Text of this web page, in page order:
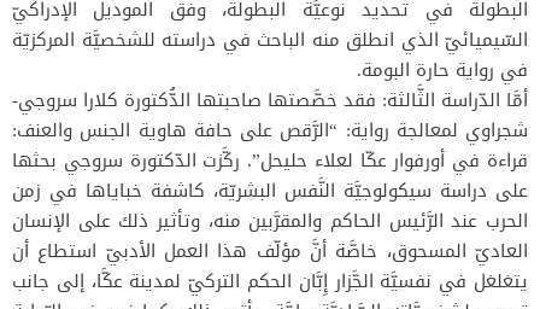
البطولة في تحديد نوعيَّة البطولة، وفق الموديل الإدراكيّ
السّيميائيّ الذي انطلق منه الباحث في دراسته للشخصيَّة المركزيّة
في رواية حارة البومة.
أمَّا الدّراسة الثَّالثة: فقد خصَّصتها صاحبتها الدُّكتورة كلارا سروجي-
شجراوي لمعالجة رواية: “الرَّقص على حافة هاوية الجنس والعنف:
قراءة في أورفوار عكّا لعلاء حليحل”. ركَّزت الدّكتورة سروجي بحثها
على دراسة سيكولوجيَّة النَّفس البشريّة، كاشفة خباياها في زمن
الحرب عند الرَّئيس الحاكم والمقرَّبين منه، وتأثير ذلك على الإنسان
العاديّ المسحوق، خاصَّة أنَّ مؤلّف هذا العمل الأدبيّ استطاع أن
يتغلغل في نفسيَّة الجَّزار إِبَّان الحكم التركيّ لمدينة عكَّا، إلى جانب